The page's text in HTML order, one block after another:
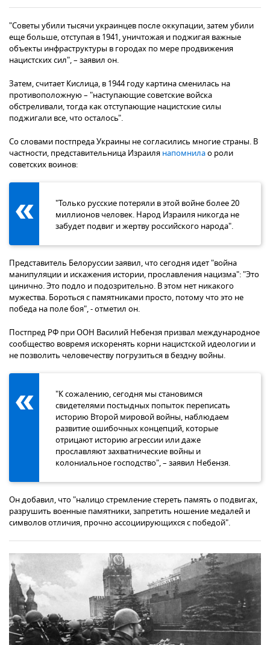
"Советы убили тысячи украинцев после оккупации, затем убили
еще больше, отступая в 1941, уничтожая и поджигая важные
объекты инфраструктуры в городах по мере продвижения
нацистских сил", – заявил он.
Затем, считает Кислица, в 1944 году картина сменилась на
противоположную – "наступающие советские войска
обстреливали, тогда как отступающие нацистские силы
поджигали все, что осталось".
Со словами постпреда Украины не согласились многие страны. В
частности, представительница Израиля напомнилао роли
советских воинов:
"Только русские потеряли в этой войне более 20
миллионов человек. Народ Израиля никогда не
забудет подвиг и жертву российского народа".
Представитель Белоруссии заявил, что сегодня идет "война
манипуляции и искажения истории, прославления нацизма": "Это
цинично. Это подло и подозрительно. В этом нет никакого
мужества. Бороться с памятниками просто, потому что это не
победа на поле боя", - отметил он.
Постпред РФ при ООН Василий Небензя призвал международное
сообщество вовремя искоренять корни нацистской идеологии и
не позволить человечеству погрузиться в бездну войны.
"К сожалению, сегодня мы становимся
свидетелями постыдных попыток переписать
историю Второй мировой войны, наблюдаем
развитие ошибочных концепций, которые
отрицают историю агрессии или даже
прославляют захватнические войны и
колониальное господство", – заявил Небензя.
Он добавил, что "налицо стремление стереть память о подвигах,
разрушить военные памятники, запретить ношение медалей и
символов отличия, прочно ассоциирующихся с победой".